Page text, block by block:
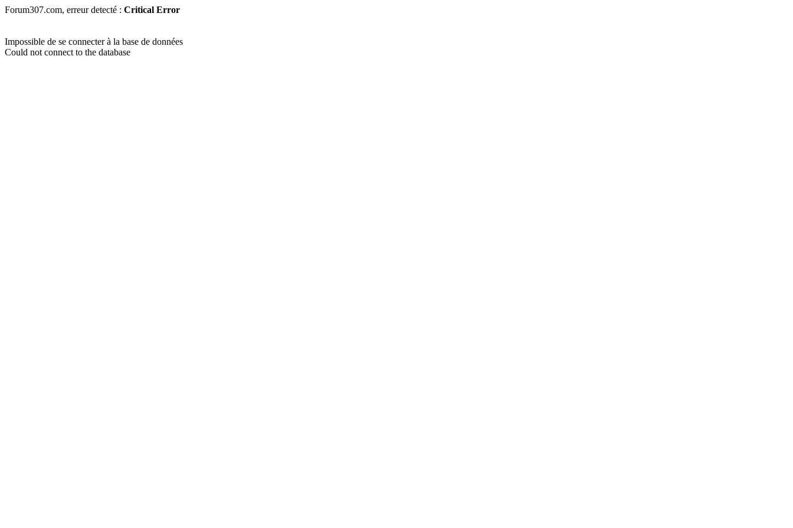
Forum307.com, erreur detecté : Critical Error
Impossible de se connecter à la base de données
Could not connect to the database